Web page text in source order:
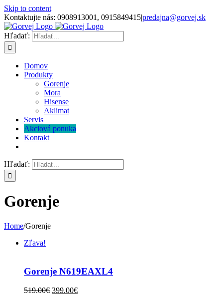
Skip to content
Kontaktujte nás: 0908913001, 0915849415|predajna@gorvej.sk
Hľadať:
Domov
Produkty
Gorenje
Mora
Hisense
Aklimat
Servis
Akciová ponuka
Kontakt
Hľadať:
Gorenje
Home/Gorenje
Zľava!
Gorenje N619EAXL4
519.00€ 399.00€